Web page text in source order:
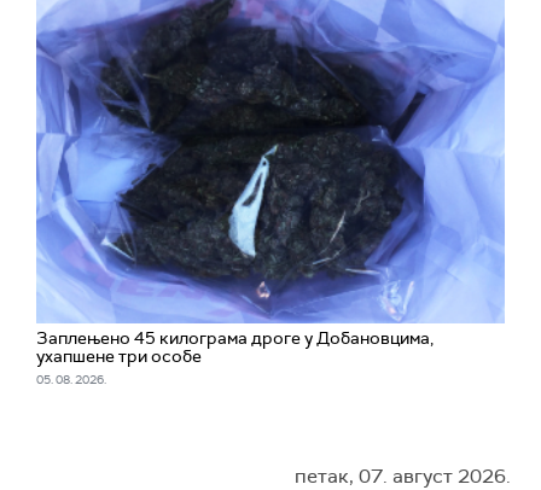
Заплењено 45 килограма дроге у Добановцима,
ухапшене три особе
05. 08. 2026.
петак, 07. август 2026.